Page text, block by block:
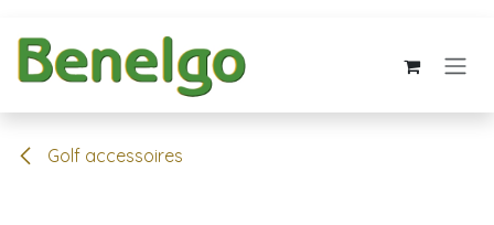
Golf accessoires